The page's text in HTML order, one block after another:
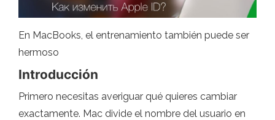
En MacBooks, el entrenamiento también puede ser
hermoso
Introducción
Primero necesitas averiguar qué quieres cambiar
exactamente. Mac divide el nombre del usuario en